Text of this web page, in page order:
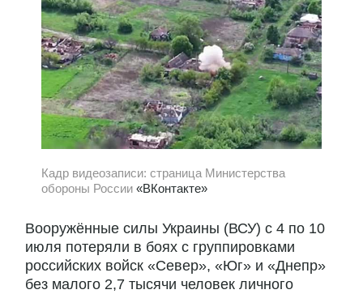
Кадр видеозаписи: страница Министерства
обороны России «ВКонтакте»
Вооружённые силы Украины (ВСУ) с 4 по 10
июля потеряли в боях с группировками
российских войск «Север», «Юг» и «Днепр»
без малого 2,7 тысячи человек личного